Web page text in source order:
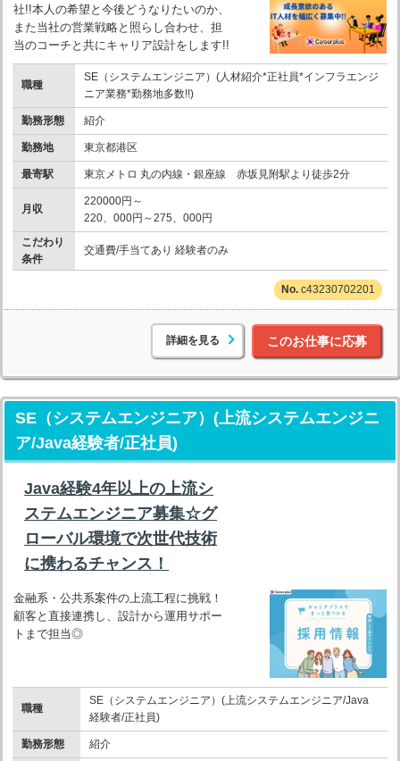
社!!本人の希望と今後どうなりたいのか、
また当社の営業戦略と照らし合わせ、担
当のコーチと共にキャリア設計をします!!
職種
SE（システムエンジニア）(人材紹介*正社員*インフラエンジ
ニア業務*勤務地多数!!)
勤務形態 紹介
勤務地 東京都港区
最寄駅 東京メトロ 丸の内線・銀座線 赤坂見附駅より徒歩2分
月収
220000円～
220、000円～275、000円
こだわり
条件
交通費/手当てあり 経験者のみ
c43230702201
詳細を見る このお仕事に応募
SE（システムエンジニア）(上流システムエンジニ
ア/Java経験者/正社員)
Java経験4年以上の上流シ
ステムエンジニア募集☆グ
ローバル環境で次世代技術
に携わるチャンス！
金融系・公共系案件の上流工程に挑戦！
顧客と直接連携し、設計から運用サポー
トまで担当◎
職種
SE（システムエンジニア）(上流システムエンジニア/Java
経験者/正社員)
勤務形態 紹介